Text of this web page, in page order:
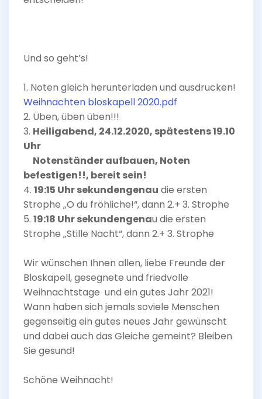
Und so geht’s!
1. Noten gleich herunterladen und ausdrucken!
Weihnachten bloskapell 2020.pdf
2. Üben, üben üben!!!
3. Heiligabend, 24.12.2020, spätestens 19.10
Uhr
Notenständer aufbauen, Noten
befestigen!!, bereit sein!
4. 19:15 Uhr sekundengenau die ersten
Strophe „O du fröhliche!“, dann 2.+ 3. Strophe
5. 19:18 Uhr sekundengenau die ersten
Strophe „Stille Nacht“, dann 2.+ 3. Strophe
Wir wünschen Ihnen allen, liebe Freunde der
Bloskapell, gesegnete und friedvolle
Weihnachtstage und ein gutes Jahr 2021!
Wann haben sich jemals soviele Menschen
gegenseitig ein gutes neues Jahr gewünscht
und dabei auch das Gleiche gemeint? Bleiben
Sie gesund!
Schöne Weihnacht!